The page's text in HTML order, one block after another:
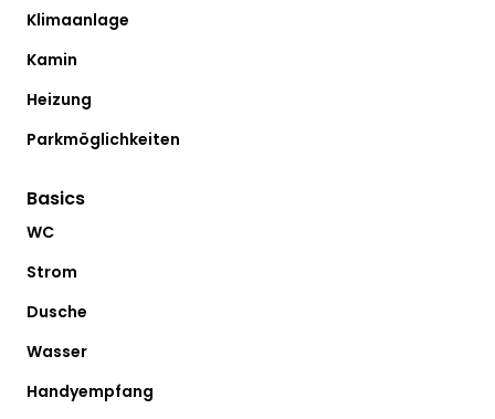
Klimaanlage
Kamin
Heizung
Parkmöglichkeiten
Basics
WC
Strom
Dusche
Wasser
Handyempfang